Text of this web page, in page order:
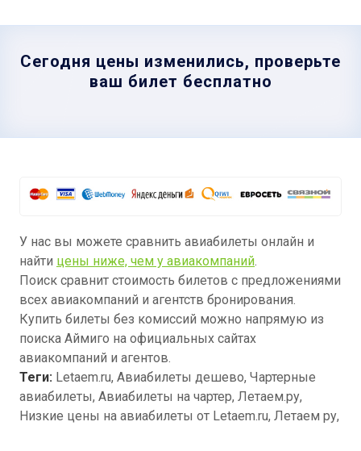
Сегодня цены изменились, проверьте
ваш билет бесплатно
У нас вы можете сравнить авиабилеты онлайн и
найти цены ниже, чем у авиакомпаний.
Поиск сравнит стоимость билетов с предложениями
всех авиакомпаний и агентств бронирования.
Купить билеты без комиссий можно напрямую из
поиска Аймиго на официальных сайтах
авиакомпаний и агентов.
Теги: Letaem.ru, Авиабилеты дешево, Чартерные
авиабилеты, Авиабилеты на чартер, Летаем.ру,
Низкие цены на авиабилеты от Letaem.ru, Летаем ру,